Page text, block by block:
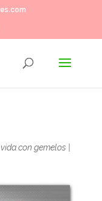
con gemelos